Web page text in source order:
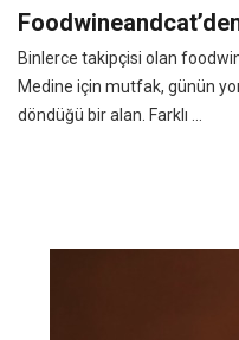
Binlerce takipçisi olan
Medine için mutfak, günün
döndüğü bir alan. Farklı ...